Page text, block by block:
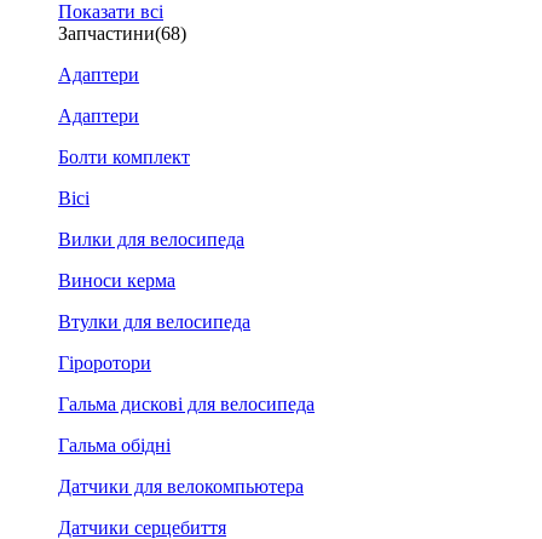
Показати всі
Запчастини(68)
Адаптери
Адаптери
Болти комплект
Вісі
Вилки для велосипеда
Виноси керма
Втулки для велосипеда
Гіроротори
Гальма дискові для велосипеда
Гальма обідні
Датчики для велокомпьютера
Датчики серцебиття